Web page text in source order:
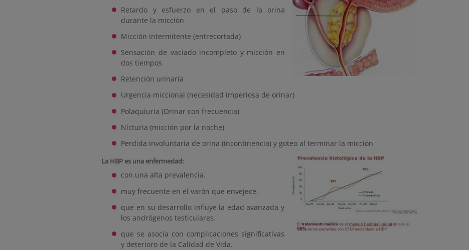
Retardo y esfuerzo en el paso de la orina
durante la micción
Micción intermitente (entrecortada)
Sensación de vaciado incompleto y micción en
dos tiempos
Retención urinaria
Urgencia miccional (necesidad imperiosa de orinar)
Polaquiuria (Orinar con frecuencia)
Nícturia (micción por la noche)
Perdida involuntaria de orina (incontinencia) y goteo al terminar la micción
La HBP es una enfermedad:
con una alta prevalencia.
muy frecuente en el varón que envejece.
que en su desarrollo influye la edad avanzada y
los andrógenos testiculares.
que se asocia con complicaciones significativas
y deterioro de la Calidad de Vida.